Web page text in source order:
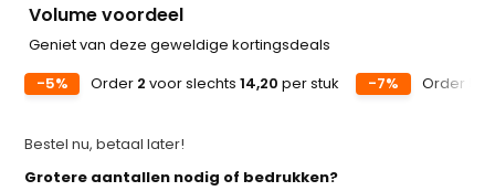
Volume voordeel
Geniet van deze geweldige kortingsdeals
-5%
Order 2 voor slechts14,20 per stuk -7% Order
Bestel nu, betaal later!
Grotere aantallen nodig of bedrukken?